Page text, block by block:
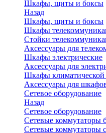
Шкафы, щиты и боксы
Назад
Шкафы, щиты и боксы
Шкафы
Стойки
Аксессуары для
Шкафы электрические
Аксессуары для
Шкафы
Аксессуары для
Сетевое оборудование
Назад
Сетевое оборудование
Сетевые коммутаторы
Сетевые коммутаторы